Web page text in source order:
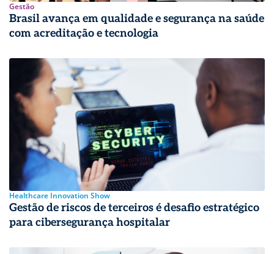
Gestão
Brasil avança em qualidade e segurança na saúde
com acreditação e tecnologia
Healthcare Innovation Show
Gestão de riscos de terceiros é desafio estratégico
para cibersegurança hospitalar